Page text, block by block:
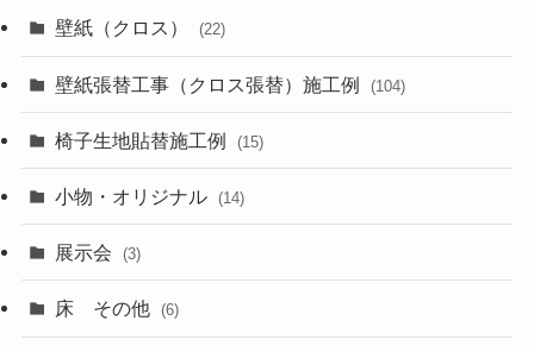
壁紙（クロス） (22)
壁紙張替工事（クロス張替）施工例 (104)
椅子生地貼替施工例 (15)
小物・オリジナル (14)
展示会 (3)
床 その他 (6)